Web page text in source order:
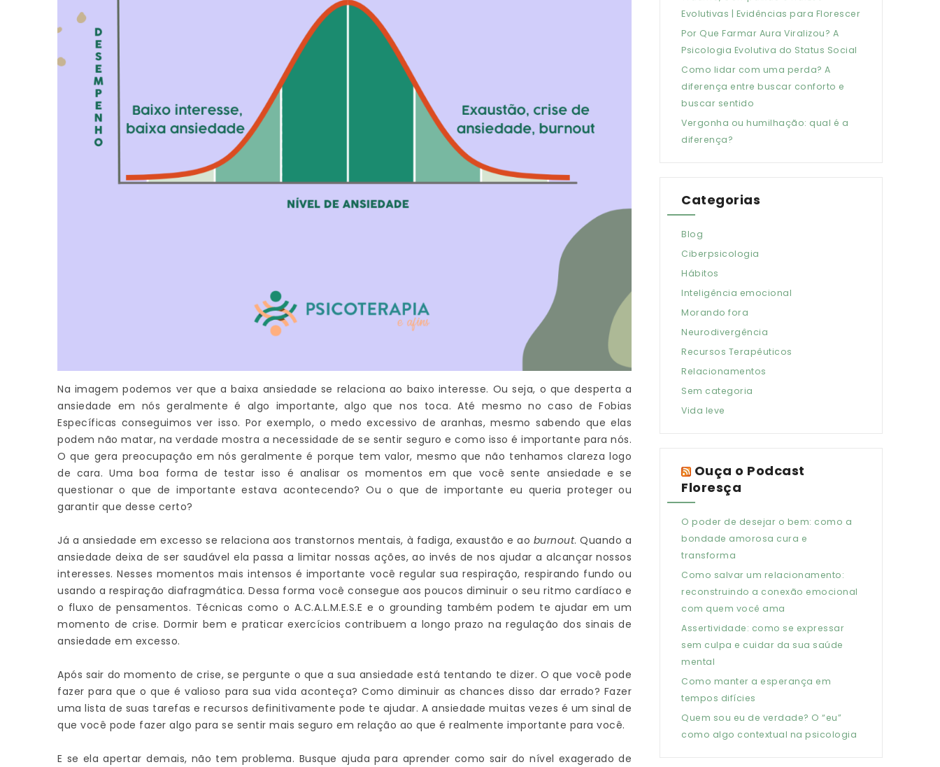
Na imagem podemos ver que a baixa ansiedade se relaciona ao baixo interesse. Ou seja, o que desperta a
ansiedade em nós geralmente é algo importante, algo que nos toca. Até mesmo no caso de Fobias
Específicas conseguimos ver isso. Por exemplo, o medo excessivo de aranhas, mesmo sabendo que elas
podem não matar, na verdade mostra a necessidade de se sentir seguro e como isso é importante para nós.
O que gera preocupação em nós geralmente é porque tem valor, mesmo que não tenhamos clareza logo
de cara. Uma boa forma de testar isso é analisar os momentos em que você sente ansiedade e se
questionar o que de importante estava acontecendo? Ou o que de importante eu queria proteger ou
garantir que desse certo?
Já a ansiedade em excesso se relaciona aos transtornos mentais, à fadiga, exaustão e ao burnout. Quando a
ansiedade deixa de ser saudável ela passa a limitar nossas ações, ao invés de nos ajudar a alcançar nossos
interesses. Nesses momentos mais intensos é importante você regular sua respiração, respirando fundo ou
usando a respiração diafragmática. Dessa forma você consegue aos poucos diminuir o seu ritmo cardíaco e
o fluxo de pensamentos. Técnicas como o A.C.A.L.M.E.S.E e o grounding também podem te ajudar em um
momento de crise. Dormir bem e praticar exercícios contribuem a longo prazo na regulação dos sinais de
ansiedade em excesso.
Após sair do momento de crise, se pergunte o que a sua ansiedade está tentando te dizer. O que você pode
fazer para que o que é valioso para sua vida aconteça? Como diminuir as chances disso dar errado? Fazer
uma lista de suas tarefas e recursos definitivamente pode te ajudar. A ansiedade muitas vezes é um sinal de
que você pode fazer algo para se sentir mais seguro em relação ao que é realmente importante para você.
E se ela apertar demais, não tem problema. Busque ajuda para aprender como sair do nível exagerado de
Evolutivas | Evidências para Florescer
Por Que Farmar Aura Viralizou? A
Psicologia Evolutiva do Status Social
Como lidar com uma perda? A
diferença entre buscar conforto e
buscar sentido
Vergonha ou humilhação: qual é a
diferença?
Categorias
Blog
Ciberpsicologia
Hábitos
Inteligência emocional
Morando fora
Neurodivergência
Recursos Terapêuticos
Relacionamentos
Sem categoria
Vida leve
Ouça o Podcast
Floresça
O poder de desejar o bem: como a
bondade amorosa cura e
transforma
Como salvar um relacionamento:
reconstruindo a conexão emocional
com quem você ama
Assertividade: como se expressar
sem culpa e cuidar da sua saúde
mental
Como manter a esperança em
tempos difícies
Quem sou eu de verdade? O “eu”
como algo contextual na psicologia